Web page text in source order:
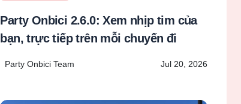
Party Onbici 2.6.0: Xem nhịp tim của
bạn, trực tiếp trên mỗi chuyến đi
Party Onbici Team Jul 20, 2026